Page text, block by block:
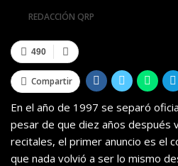
REDACCIÓN QRP
490
Compartir
En el año de 1997 se separó
pesar de que diez años después
recitales, el primer anuncio es el
que nada volvió a ser lo mismo